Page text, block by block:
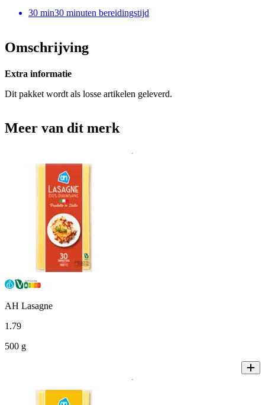
30 min30 minuten bereidingstijd
Omschrijving
Extra informatie
Dit pakket wordt als losse artikelen geleverd.
Meer van dit merk
AH Lasagne
1 .79
500 g